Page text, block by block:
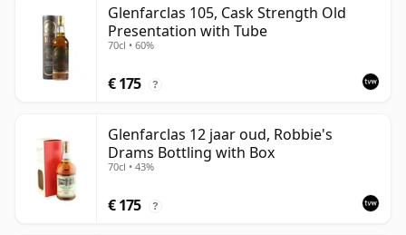
Glenfarclas 105, Cask Strength Old
Presentation with Tube
70cl • 60%
€ 175 ?
Glenfarclas 12 jaar oud, Robbie's
Drams Bottling with Box
70cl • 43%
€ 175 ?